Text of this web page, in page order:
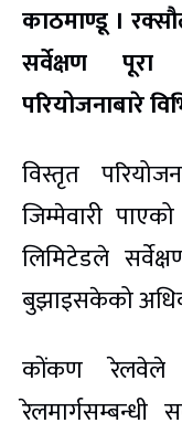
काठमाण्डू ।
सर्वेक्षण पूरा
परियोजनाबारे
विस्तृत
जिम्मेवारी
लिमिटेडले
बुझाइसकेको
कोंकण रेलवेले